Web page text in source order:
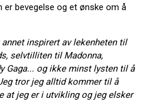
er bevegelse og et ønske om å
inspirert av lekenheten til
selvtilliten til Madonna,
Gaga... og ikke minst lysten til å
tror jeg alltid kommer til å
at jeg er i utvikling og jeg elsker